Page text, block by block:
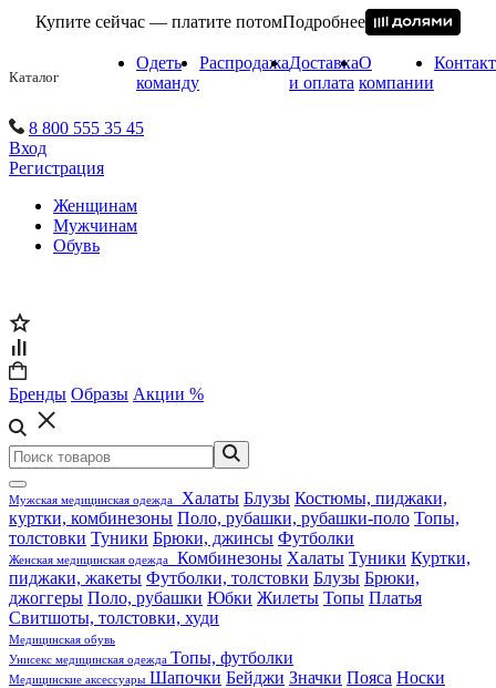
Купите сейчас — платите потомПодробнее
Каталог
Одеть
команду
РаспродажаДоставка
и оплата
О
компании
8 800 555 35 45
Вход
Регистрация
Женщинам
Мужчинам
Обувь
Бренды Образы Акции %
Мужская медицинская одежда Халаты Блузы Костюмы, пиджаки,
куртки, комбинезоны Поло, рубашки, рубашки-поло Топы,
толстовки Туники Брюки, джинсы Футболки
Женская медицинская одежда Комбинезоны Халаты Туники Куртки,
пиджаки, жакеты Футболки, толстовки Блузы Брюки,
джоггеры Поло, рубашки Юбки Жилеты Топы Платья
Свитшоты, толстовки, худи
Медицинская обувь
Унисекс медицинская одежда Топы, футболки
Медицинские аксессуары Шапочки Бейджи Значки Пояса Носки